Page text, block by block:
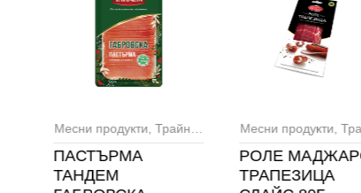
Месни продукти, Трайни колбаси
ПАСТЪРМА
ТАНДЕМ
Месни продукти ,Трайни
РОЛЕ
ТРАПЕЗИЦА